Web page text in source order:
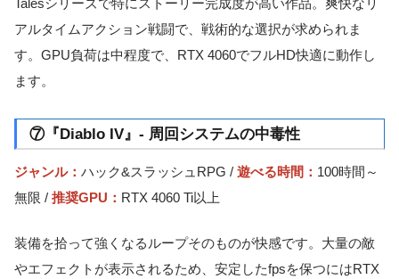
Talesシリーズで特にストーリー完成度が高い作品。爽快なリ
アルタイムアクション戦闘で、戦術的な選択が求められま
す。GPU負荷は中程度で、RTX 4060でフルHD快適に動作し
ます。
⑦『Diablo IV』- 周回システムの中毒性
ジャンル： ハック&スラッシュRPG / 遊べる時間： 100時間～
無限 / 推奨GPU： RTX 4060 Ti以上
装備を拾って強くなるループそのものが快感です。大量の敵
やエフェクトが表示されるため、安定したfpsを保つにはRTX